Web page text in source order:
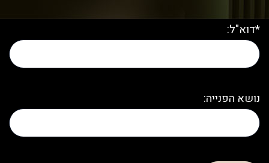
*דוא"ל:
נושא הפנייה: